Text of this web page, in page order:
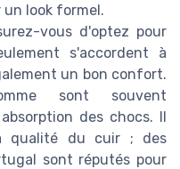
un look formel.
vous d'optez pour
s'accordent à
un bon confort.
sont souvent
des chocs. Il
qualité du cuir ; des
sont réputés pour